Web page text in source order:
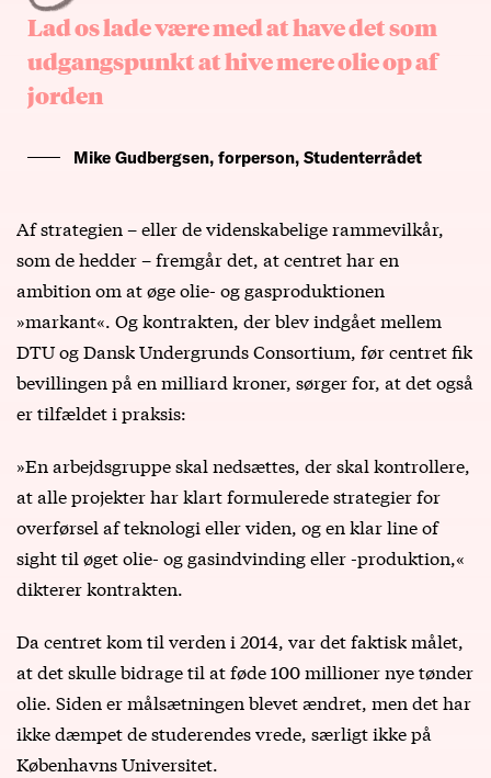
Lad os lade være med at have det som
udgangspunkt at hive mere olie op af
jorden
Mike Gudbergsen, forperson, Studenterrådet
Af strategien – eller de videnskabelige rammevilkår,
som de hedder – fremgår det, at centret har en
ambition om at øge olie- og gasproduktionen
»markant«. Og kontrakten, der blev indgået mellem
DTU og Dansk Undergrunds Consortium, før centret fik
bevillingen på en milliard kroner, sørger for, at det også
er tilfældet i praksis:
»En arbejdsgruppe skal nedsættes, der skal kontrollere,
at alle projekter har klart formulerede strategier for
overførsel af teknologi eller viden, og en klar line of
sight til øget olie- og gasindvinding eller -produktion,«
dikterer kontrakten.
Da centret kom til verden i 2014, var det faktisk målet,
at det skulle bidrage til at føde 100 millioner nye tønder
olie. Siden er målsætningen blevet ændret, men det har
ikke dæmpet de studerendes vrede, særligt ikke på
Københavns Universitet.